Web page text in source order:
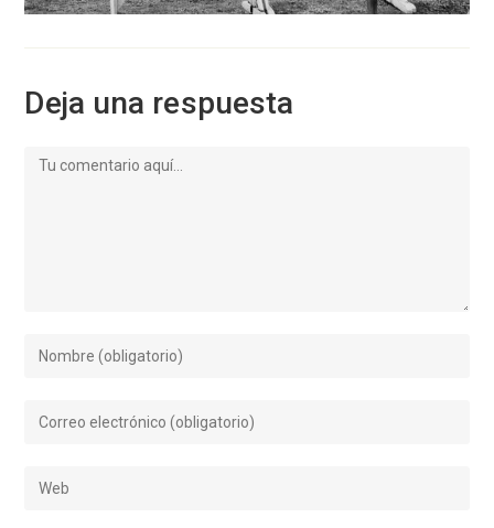
Deja una respuesta
Comentario
usuario
de